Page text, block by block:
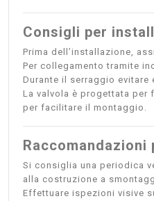
Consigli per
Prima dell’installazione,
Per collegamento tramite
Durante il serraggio
La valvola è progettata per
per facilitare il montaggio.
Raccomandazioni
Si consiglia una periodica
alla costruzione a
Effettuare ispezioni visive